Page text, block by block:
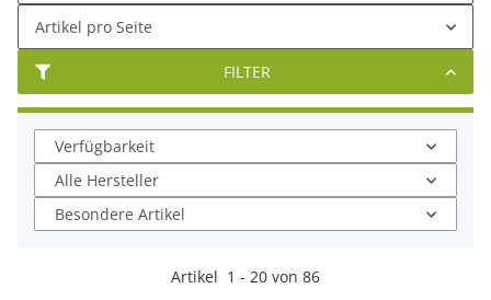
FILTER
Artikel pro Seite
Verfügbarkeit
Alle Hersteller
Besondere Artikel
Artikel 1 - 20 von 86